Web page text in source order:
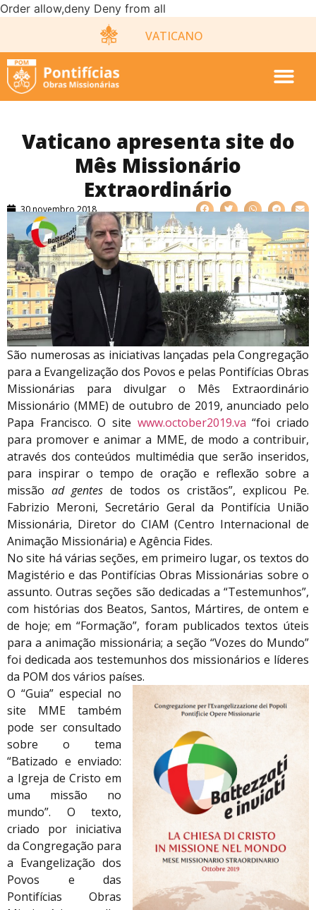
Order allow,deny Deny from all
VATICANO
Vaticano apresenta site do
Mês Missionário
Extraordinário
30 novembro 2018
São numerosas as iniciativas lançadas pela Congregação
para a Evangelização dos Povos e pelas Pontifícias Obras
Missionárias para divulgar o Mês Extraordinário
Missionário (MME) de outubro de 2019, anunciado pelo
Papa Francisco. O site www.october2019.va “foi criado
para promover e animar a MME, de modo a contribuir,
através dos conteúdos multimédia que serão inseridos,
para inspirar o tempo de oração e reflexão sobre a
missão ad gentes de todos os cristãos”, explicou Pe.
Fabrizio Meroni, Secretário Geral da Pontifícia União
Missionária, Diretor do CIAM (Centro Internacional de
Animação Missionária) e Agência Fides.
No site há várias seções, em primeiro lugar, os textos do
Magistério e das Pontifícias Obras Missionárias sobre o
assunto. Outras seções são dedicadas a “Testemunhos”,
com histórias dos Beatos, Santos, Mártires, de ontem e
de hoje; em “Formação”, foram publicados textos úteis
para a animação missionária; a seção “Vozes do Mundo”
foi dedicada aos testemunhos dos missionários e líderes
da POM dos vários países.
O “Guia” especial no
site MME também
pode ser consultado
sobre o tema
“Batizado e enviado:
a Igreja de Cristo em
uma missão no
mundo”. O texto,
criado por iniciativa
da Congregação para
a Evangelização dos
Povos e das
Pontifícias Obras